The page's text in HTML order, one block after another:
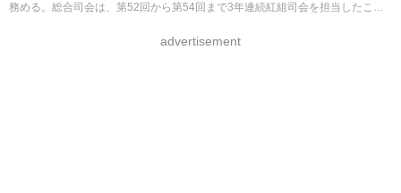
務める。総合司会は、第52回から第54回まで3年連続紅組司会を担当したこと
advertisement